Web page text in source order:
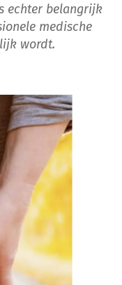
echter belangrijk
medische
wordt.